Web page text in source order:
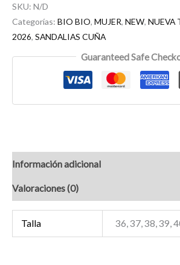
SKU: N/D
Categorías: BIO BIO, MUJER, NEW, NUEVA
2026, SANDALIAS CUÑA
Guaranteed Safe
Información adicional
Valoraciones (0)
Talla 36, 37, 38, 39,